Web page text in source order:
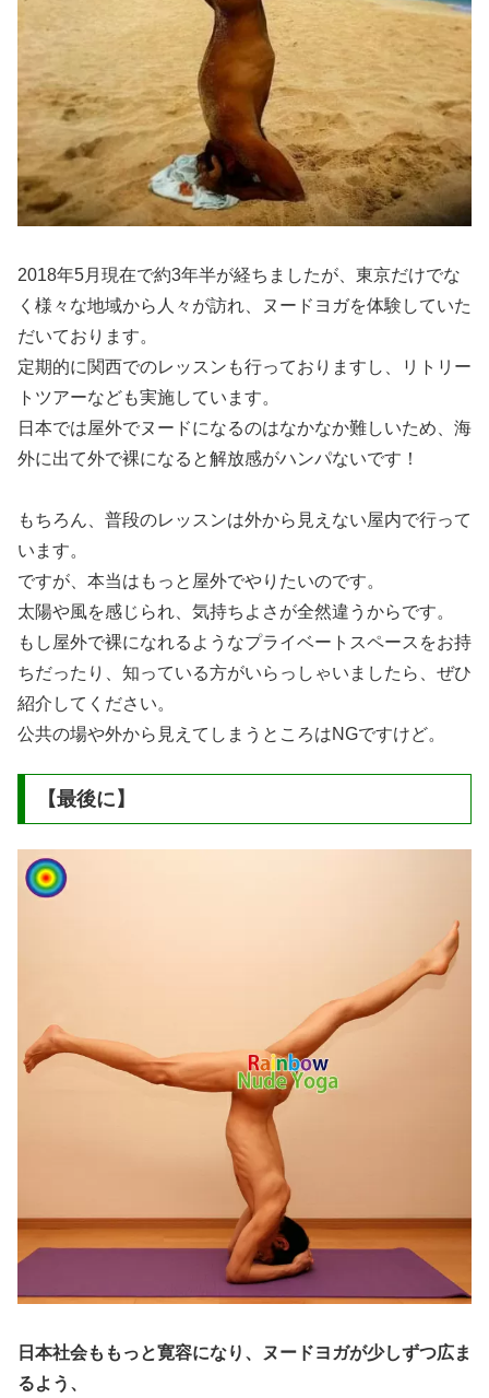
2018年5月現在で約3年半が経ちましたが、東京だけでな
く様々な地域から人々が訪れ、ヌードヨガを体験していた
だいております。
定期的に関西でのレッスンも行っておりますし、リトリー
トツアーなども実施しています。
日本では屋外でヌードになるのはなかなか難しいため、海
外に出て外で裸になると解放感がハンパないです！
もちろん、普段のレッスンは外から見えない屋内で行って
います。
ですが、本当はもっと屋外でやりたいのです。
太陽や風を感じられ、気持ちよさが全然違うからです。
もし屋外で裸になれるようなプライベートスペースをお持
ちだったり、知っている方がいらっしゃいましたら、ぜひ
紹介してください。
公共の場や外から見えてしまうところはNGですけど。
【最後に】
日本社会ももっと寛容になり、ヌードヨガが少しずつ広ま
るよう、